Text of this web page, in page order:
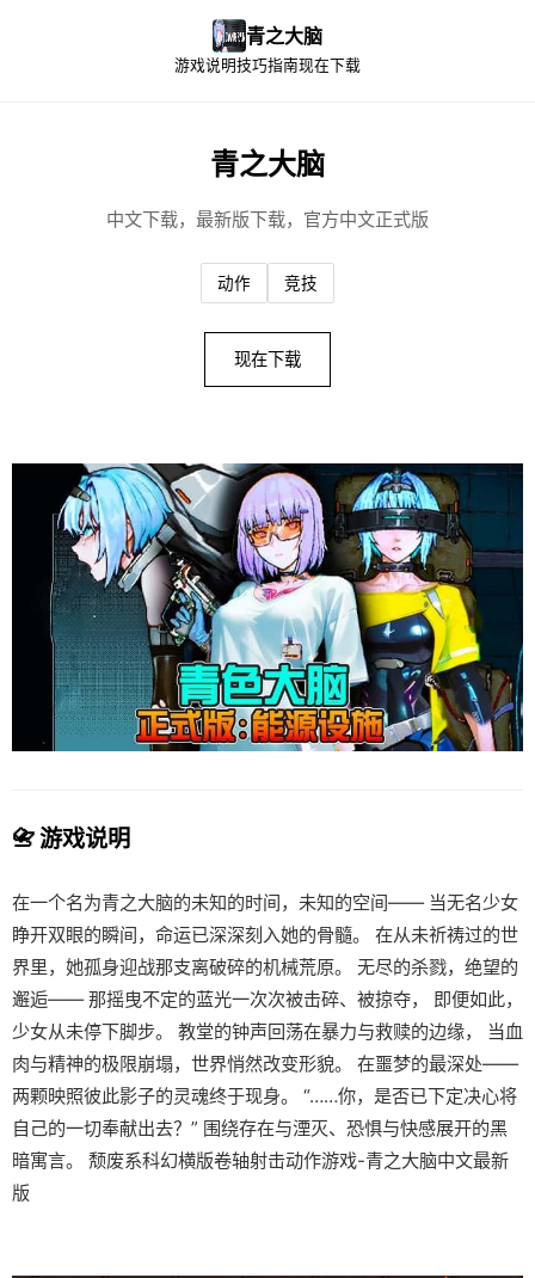
青之大脑
游戏说明技巧指南现在下载
青之大脑
中文下载，最新版下载，官方中文正式版
动作 竞技
现在下载
📇 游戏说明
在一个名为青之大脑的未知的时间，未知的空间—— 当无名少女
睁开双眼的瞬间，命运已深深刻入她的骨髓。 在从未祈祷过的世
界里，她孤身迎战那支离破碎的机械荒原。 无尽的杀戮，绝望的
邂逅—— 那摇曳不定的蓝光一次次被击碎、被掠夺， 即便如此，
少女从未停下脚步。 教堂的钟声回荡在暴力与救赎的边缘， 当血
肉与精神的极限崩塌，世界悄然改变形貌。 在噩梦的最深处——
两颗映照彼此影子的灵魂终于现身。 “……你，是否已下定决心将
自己的一切奉献出去？” 围绕存在与湮灭、恐惧与快感展开的黑
暗寓言。 颓废系科幻横版卷轴射击动作游戏-青之大脑中文最新
版